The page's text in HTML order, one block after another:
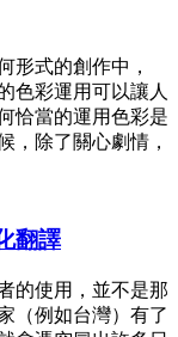
形式的創作中，
色彩運用可以讓人
恰當的運用色彩是
，除了關心劇情，
翻譯
的使用，並不是那
（例如台灣）有了